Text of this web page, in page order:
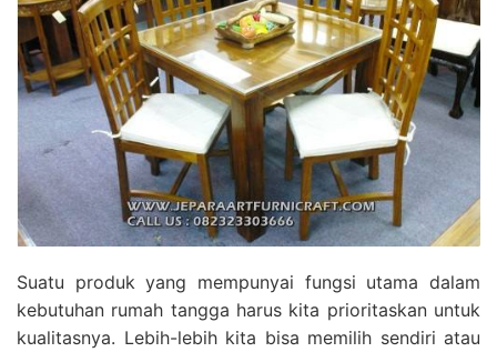
Suatu produk yang mempunyai fungsi utama dalam
kebutuhan rumah tangga harus kita prioritaskan untuk
kualitasnya. Lebih-lebih kita bisa memilih sendiri atau